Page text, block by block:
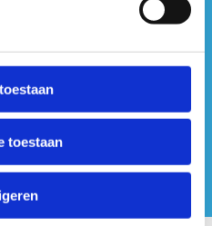
toestaan
media